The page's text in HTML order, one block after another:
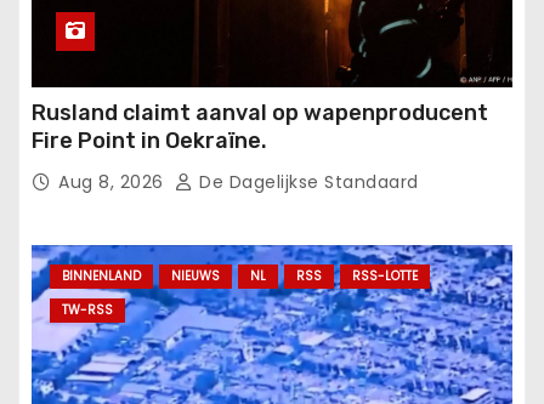
Rusland claimt aanval op wapenproducent
Fire Point in Oekraïne.
Aug 8, 2026 De Dagelijkse Standaard
BINNENLAND NIEUWS NL RSS
RSS-LOTTE
TW-RSS